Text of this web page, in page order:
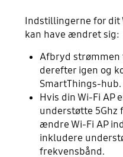
Indstillingerne for dit
kan have ændret sig:
Afbryd
derefter igen og
SmartThings-hub.
Hvis din Wi-Fi AP
understøtte 5Ghz
ændre Wi-Fi AP
inkludere
frekvensbånd.